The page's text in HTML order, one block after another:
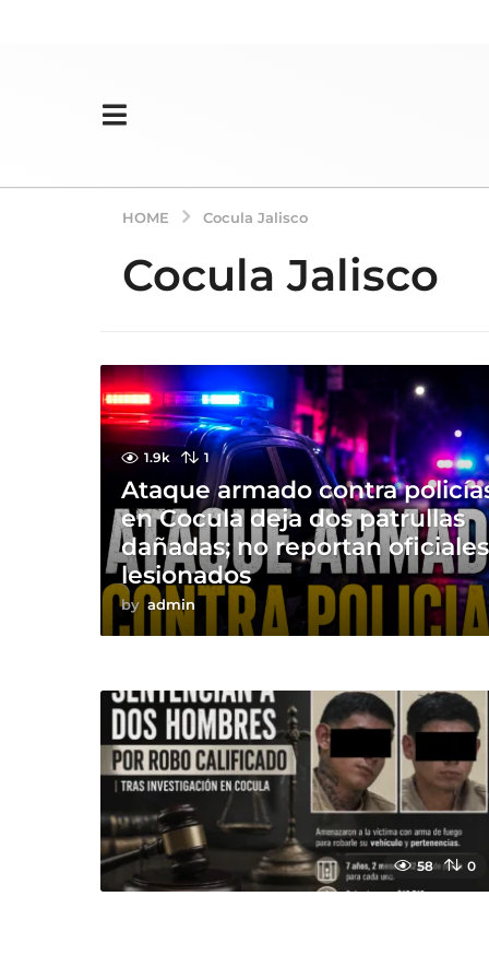
HOME Cocula Jalisco
Cocula Jalisco
1.9k 1
Ataque armado contra
en Cocula deja dos patrullas
dañadas; no reportan oficiales
lesionados
by admin
58 0